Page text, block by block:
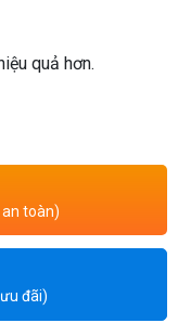
quả hơn.
toàn)
đãi)